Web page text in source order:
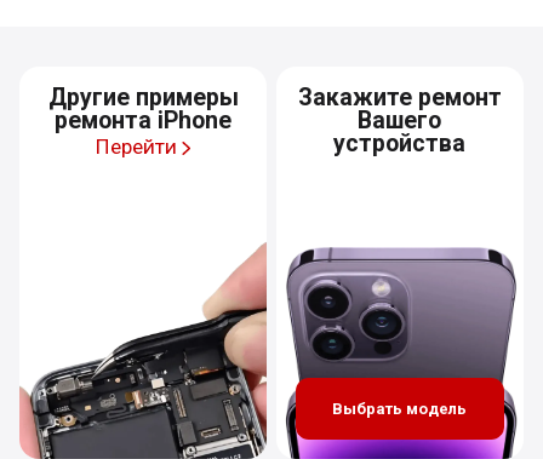
Другие примеры
ремонта iPhone
Перейти
Закажите ремонт
Вашего
устройства
Выбрать модель